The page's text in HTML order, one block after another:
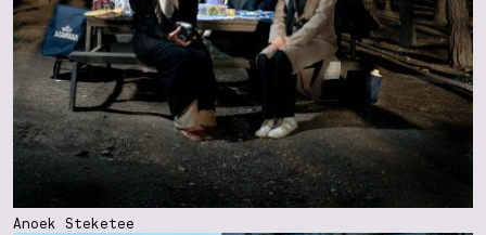
Anoek Steketee